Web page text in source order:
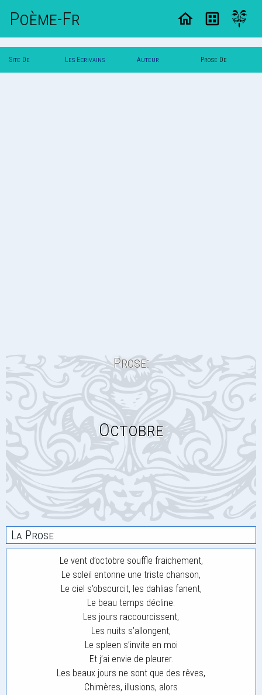
Poème-Fr
Site De Les Ecrivains Auteur Prose De
Prose:
Octobre
La Prose
Le vent d’octobre souffle fraichement,
Le soleil entonne une triste chanson,
Le ciel s’obscurcit, les dahlias fanent,
Le beau temps décline.
Les jours raccourcissent,
Les nuits s’allongent,
Le spleen s’invite en moi
Et j’ai envie de pleurer.
Les beaux jours ne sont que des rêves,
Chimères, illusions, alors